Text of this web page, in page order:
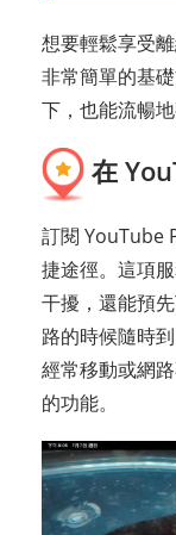
想要輕鬆享受
非常簡單的基
下，也能流暢
在
訂閱 YouTube
捷途徑。這項
干擾，還能預
路的時候隨時
經常移動或網
的功能。